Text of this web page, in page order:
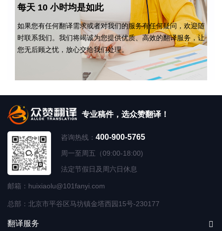
每天 10 小时均是如此
如果您有任何翻译需求或者对我们的服务有任何疑问，欢迎随
时联系我们。我们将竭诚为您提供优质、高效的翻译服务，让
您无后顾之忧，放心交给我们处理。
专业稿件，选众赞翻译！
咨询热线： 400-900-5765
周一至周五（09:00-18:00)
法定节假日及周六日休息
邮箱：huixiaolu@101fanyi.com
总部：北京市平谷区马坊镇金塔西园15号-230177
翻译服务